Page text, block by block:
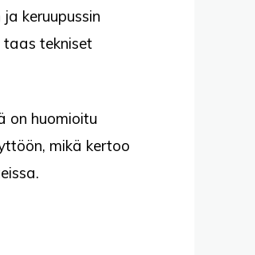
keruupussin
tekniset
on huomioitu
mikä kertoo